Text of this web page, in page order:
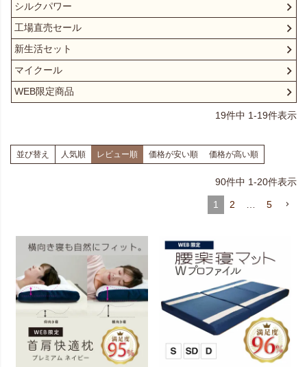
シルクパワー
工場直売セール
新生活セット
マイクール
WEB限定商品
19件中 1-19件表示
並び替え 人気順 レビュー順 価格が安い順 価格が高い順
90件中 1-20件表示
1 2 5